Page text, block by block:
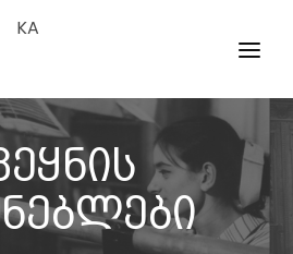
KA